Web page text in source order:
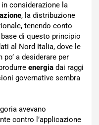
considerazione la
, la distribuzione
tenendo conto
di questo principio
al Nord Italia, dove le
po’ a desiderare per
energia dai raggi
governative sembra
avevano
contro l’applicazione